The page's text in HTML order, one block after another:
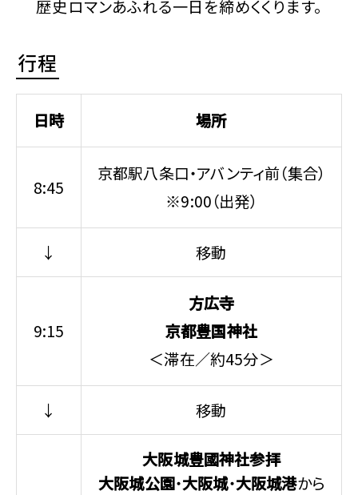
歴史ロマンあふれる一日を締めくくります。
行程
日時 場所
8:45
京都駅八条口・アバンティ前（集合）
※9:00（出発）
↓ 移動
9:15
方広寺
京都豊国神社
＜滞在／約45分＞
↓ 移動
大阪城豊國神社参拝
大阪城公園・大阪城・大阪城港から